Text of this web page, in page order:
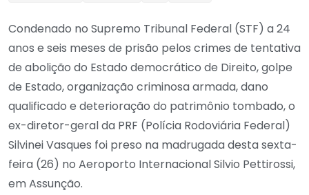
Condenado no Supremo Tribunal Federal (STF) a 24
anos e seis meses de prisão pelos crimes de tentativa
de abolição do Estado democrático de Direito, golpe
de Estado, organização criminosa armada, dano
qualificado e deterioração do patrimônio tombado, o
ex-diretor-geral da PRF (Polícia Rodoviária Federal)
Silvinei Vasques foi preso na madrugada desta sexta-
feira (26) no Aeroporto Internacional Silvio Pettirossi,
em Assunção.